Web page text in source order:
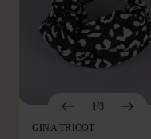
1/3
GINA TRICOT